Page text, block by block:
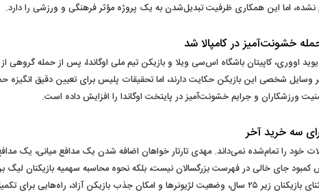
نشده، اما این همکاری ظرفیت تبدیل‌شدن به یک پروژه مؤثر فرهنگی و ورزشی را دارد.
خشونت‌آمیز در کامپالا شد
اووری، کاپیتان باشگاه اس‌سی ویلا و بازیکن تیم ملی اوگاندا، پس از حمله
شخصی این بازیکن حکایت دارند، اما تحقیقات پلیس برای تعیین دقیق انگیزه
ورزشکاران و جرایم خشونت‌آمیز در پایتخت اوگاندا را افزایش داده است.
سه خرید آخر
خود را تمام‌شده نمی‌داند. مهدی تارتار خواهان اضافه شدن یک مدافع میانی،
جای خالی در فهرست بزرگسالان نیست، بلکه نحوه محاسبه سهمیه بازیکنان
مدیران باشگاه قرار داده است.